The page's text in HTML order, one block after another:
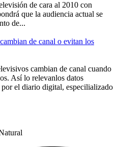
de cara al 2010 con
que la audiencia actual se
de...
de canal o evitan los
cambian de canal cuando
Así lo relevanlos datos
por el diario digital, especilializado